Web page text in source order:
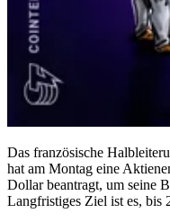
Das französische
hat am Montag eine
Dollar beantragt, um seine
Langfristiges Ziel ist es, bis